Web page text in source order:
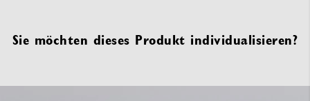
Sie möchten dieses Produkt individualisieren?